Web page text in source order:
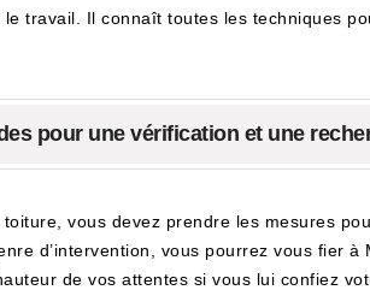
travail. Il connaît toutes les techniques
pour une vérification et une
vous devez prendre les mesures
d’intervention, vous pourrez vous fier
de vos attentes si vous lui confiez